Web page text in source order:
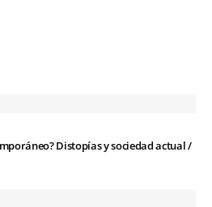
Distopías y sociedad actual /